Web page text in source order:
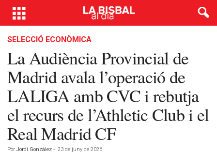
SELECCIÓ ECONÒMICA
La Audiència Provincial de
Madrid avala l’operació de
LALIGA amb CVC i rebutja
el recurs de l’Athletic Club i el
Real Madrid CF
Por Jordi González - 23 de juny de 2026